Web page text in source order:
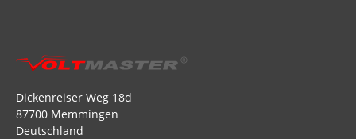
Dickenreiser Weg 18d
87700 Memmingen
Deutschland